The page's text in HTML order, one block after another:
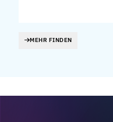
MEHR FINDEN